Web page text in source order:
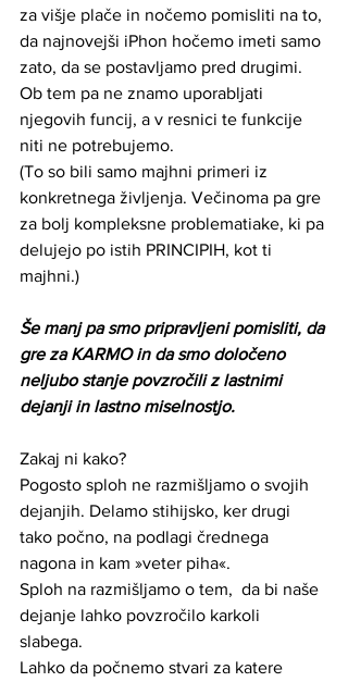
za višje plače in nočemo pomisliti na to,
da najnovejši iPhon hočemo imeti samo
zato, da se postavljamo pred drugimi.
Ob tem pa ne znamo uporabljati
njegovih funcij, a v resnici te funkcije
niti ne potrebujemo.
(To so bili samo majhni primeri iz
konkretnega življenja. Večinoma pa gre
za bolj kompleksne problematiake, ki pa
delujejo po istih PRINCIPIH, kot ti
majhni.)
Še manj pa smo pripravljeni pomisliti, da
gre za KARMO in da smo določeno
neljubo stanje povzročili z lastnimi
dejanji in lastno miselnostjo.
Zakaj ni kako?
Pogosto sploh ne razmišljamo o svojih
dejanjih. Delamo stihijsko, ker drugi
tako počno, na podlagi črednega
nagona in kam »veter piha«.
Sploh na razmišljamo o tem,  da bi naše
dejanje lahko povzročilo karkoli
slabega.
Lahko da počnemo stvari za katere